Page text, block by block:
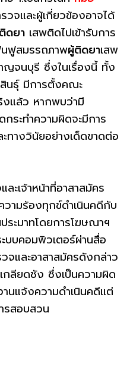
วจและผู้เกี่ยวข้องอาจได้
ดยา เสพติดไปเข้ารับการ
นฟูสมรรถภาพผู้ติดยาเสพ
ญจนบุรี ซึ่งในเรื่องนี้ ทั้ง
นธุ์ มีการตั้งคณะ
งแล้ว หากพบว่ามี
ระทำความผิดจะมีการ
ทางวินัยอย่างเด็ดขาดต่อ
ะเจ้าหน้าที่อาสาสมัคร
ามร้องทุกข์ดำเนินคดีกับ
ระมาทโดยการโฆษณาฯ
บบคอมพิวเตอร์ผ่านสื่อ
จและอาสาสมัครดังกล่าว
กลียดชัง ซึ่งเป็นความผิด
นแจ้งความดำเนินคดีแต่
รสอบสวน